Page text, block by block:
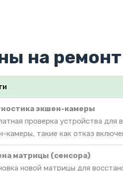
на
экшен-камеры
проверка устройства
камеры, такие как отказ
матрицы (сенсора)
новой матрицы для